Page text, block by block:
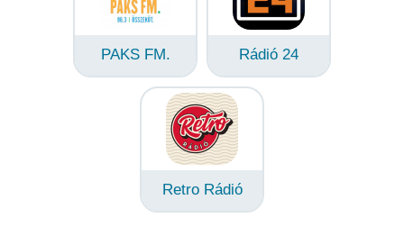
PAKS FM. Rádió 24
Retro Rádió